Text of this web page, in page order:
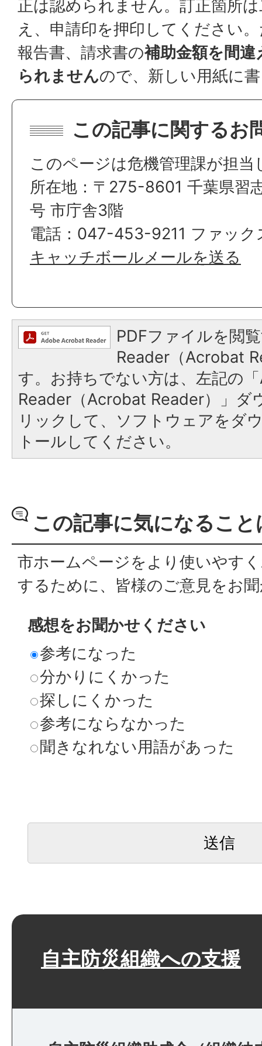
正は認められません。訂正箇所
え、申請印を押印してください
報告書、請求書の補助金額を間
られませんので、新しい用紙に
この記事に関するお
このページは危機管理課が担当
所在地：〒275-8601 千葉県習
号 市庁舎3階
電話：047-453-9211 ファッ
キャッチボールメールを送る
PDFファイルを閲
Reader（Acrobat
す。お持ちでない方は、左記の
Reader（Acrobat Reader）」ダ
リックして、ソフトウェアをダ
トールしてください。
この記事に気になるこ
市ホームページをより使いやす
するために、皆様のご意見をお
感想をお聞かせください
参考になった
分かりにくかった
探しにくかった
参考にならなかった
聞きなれない用語があった
自主防災組織への支援